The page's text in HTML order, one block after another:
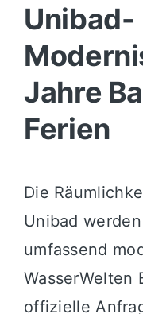
Unibad-
Jahre
Ferien
Die
Unibad
umfassend
WasserWelten
offizielle